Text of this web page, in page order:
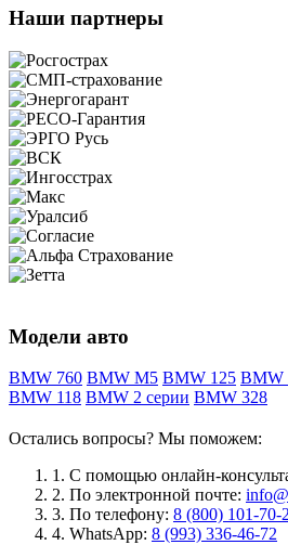
Наши партнеры
Модели авто
BMW 760 BMW M5 BMW 125 BMW
BMW 118 BMW 2 серии BMW 328
Остались вопросы? Мы поможем:
1. С помощью онлайн-
2. По электронной почте:
3. По телефону: 8 (800) 101-70-
4. WhatsApp: 8 (993) 336-46-72